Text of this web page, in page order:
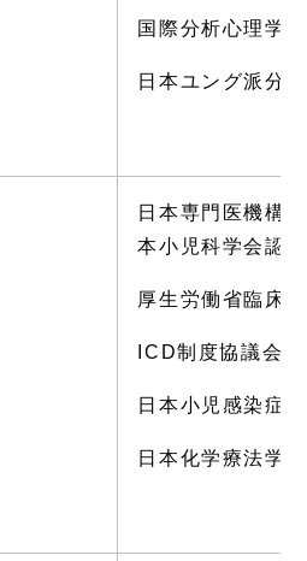
国際分析心理学
日本ユング派分
日本専門医機構
本小児科学会認
厚生労働省臨床
ICD制度協議会
日本小児感染症
日本化学療法学